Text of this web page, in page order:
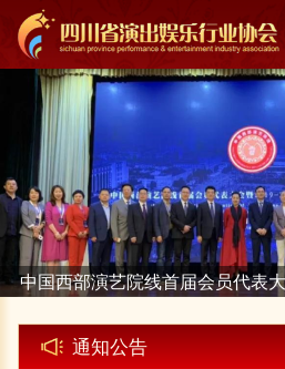
中国西部演艺院线首届会员代表
通知公告
四川省演出娱乐行业协会招聘
《关于举办2026演出经纪人
关于协会分支机构名称变更
关于2025年演出经纪人考前
关于《关于2024演出经纪人
请《演出经纪资格证》备案管理单
协会，且登录中国演出行业协会官
携带本人身份证原件到四川省演出